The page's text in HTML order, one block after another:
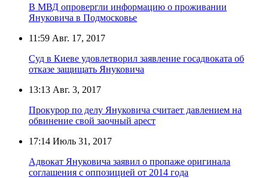
В МВД опровергли информацию о проживании
Януковича в Подмосковье
11:59 Авг. 17, 2017
Суд в Киеве удовлетворил заявление госадвоката об
отказе защищать Януковича
13:13 Авг. 3, 2017
Прокурор по делу Януковича считает давлением на
обвинение свой заочный арест
17:14 Июль 31, 2017
Адвокат Януковича заявил о пропаже оригинала
соглашения с оппозицией от 2014 года